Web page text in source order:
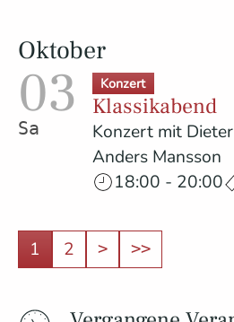
Oktober
03
Samstag
Konzert
Klassikabend
Konzert mit
Anders Mansson
18:00 - 20:00
1 2 > >>